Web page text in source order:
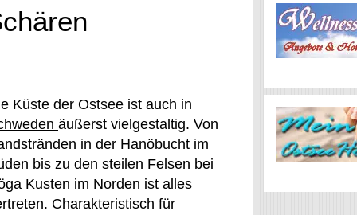
Küste der Ostsee ist auch in
äußerst vielgestaltig. Von
in der Hanöbucht im
bis zu den steilen Felsen bei
Kusten im Norden ist alles
Charakteristisch für